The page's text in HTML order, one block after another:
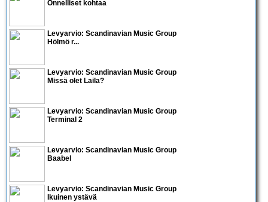
Onnelliset kohtaa
Levyarvio: Scandinavian Music Group
Hölmö r...
Levyarvio: Scandinavian Music Group
Missä olet Laila?
Levyarvio: Scandinavian Music Group
Terminal 2
Levyarvio: Scandinavian Music Group
Baabel
Levyarvio: Scandinavian Music Group
Ikuinen ystävä